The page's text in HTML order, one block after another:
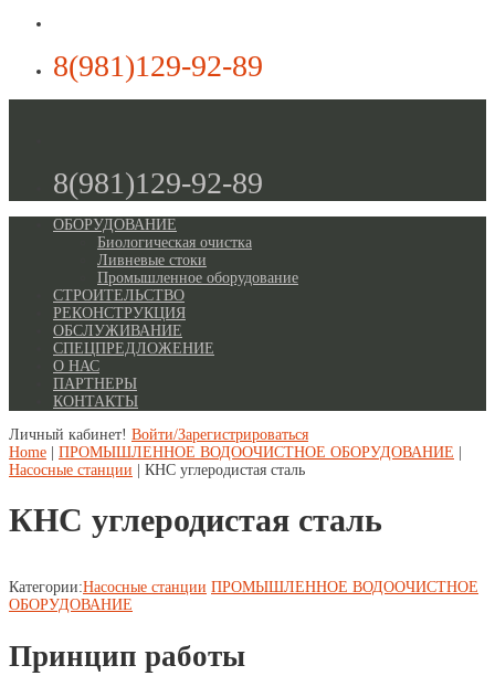
8(981)129-92-89
8(981)129-92-89
ОБОРУДОВАНИЕ
Биологическая очистка
Ливневые стоки
Промышленное оборудование
СТРОИТЕЛЬСТВО
РЕКОНСТРУКЦИЯ
ОБСЛУЖИВАНИЕ
СПЕЦПРЕДЛОЖЕНИЕ
О НАС
ПАРТНЕРЫ
КОНТАКТЫ
Личный кабинет! Войти/Зарегистрироваться
Home
ПРОМЫШЛЕННОЕ ВОДООЧИСТНОЕ ОБОРУДОВАНИЕ
Насосные станции | КНС углеродистая сталь
КНС углеродистая сталь
Категории:Насосные станции ПРОМЫШЛЕННОЕ ВОДООЧИСТНОЕ
ОБОРУДОВАНИЕ
Принцип работы